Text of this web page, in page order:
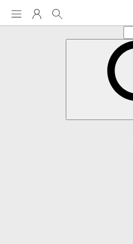
My VodafoneSearch